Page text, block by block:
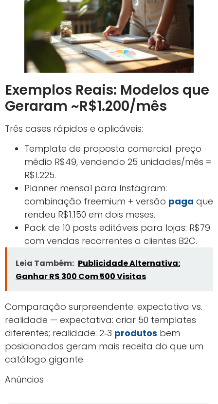
Exemplos Reais: Modelos que
Geraram ~R$1.200/mês
Três cases rápidos e aplicáveis:
Template de proposta comercial: preço
médio R$49, vendendo 25 unidades/mês =
R$1.225.
Planner mensal para Instagram:
combinação freemium + versão paga que
rendeu R$1.150 em dois meses.
Pack de 10 posts editáveis para lojas: R$79
com vendas recorrentes a clientes B2C.
Leia Também: Publicidade Alternativa:
Ganhar R$ 300 Com 500 Visitas
Comparação surpreendente: expectativa vs.
realidade — expectativa: criar 50 templates
diferentes; realidade: 2‑3 produtos bem
posicionados geram mais receita do que um
catálogo gigante.
Anúncios